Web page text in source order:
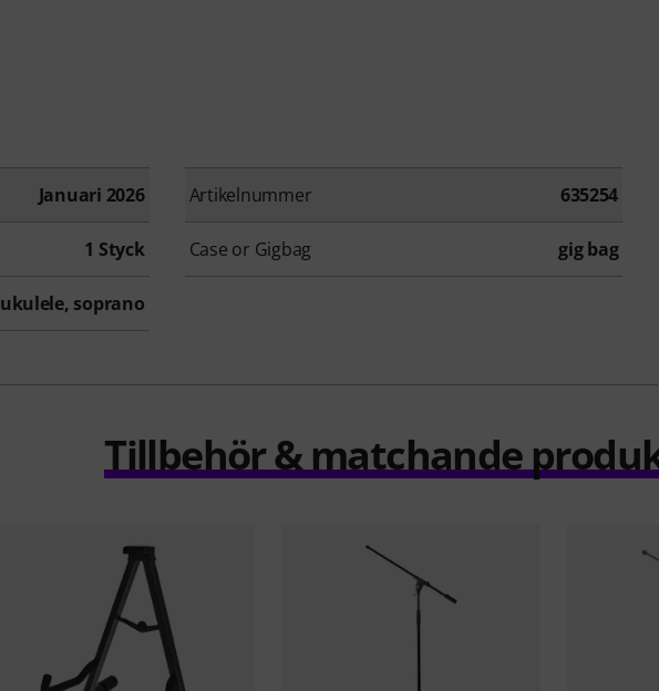
Januari 2026 Artikelnummer 635254
1 Styck Case or Gigbag gig bag
ukulele, soprano
Tillbehör & matchande